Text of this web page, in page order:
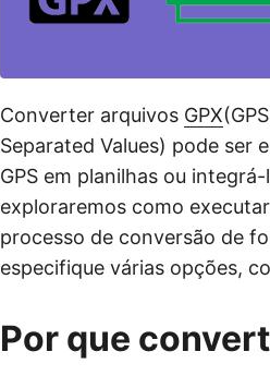
Converter arquivos GPX
Separated Values) pode ser
GPS em planilhas ou
exploraremos como
processo de conversão de
especifique várias opções,
Por que